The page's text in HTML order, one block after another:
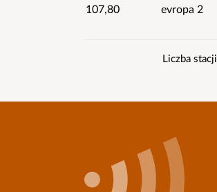
107,80
evropa 2
InformacjeLiczba stacji